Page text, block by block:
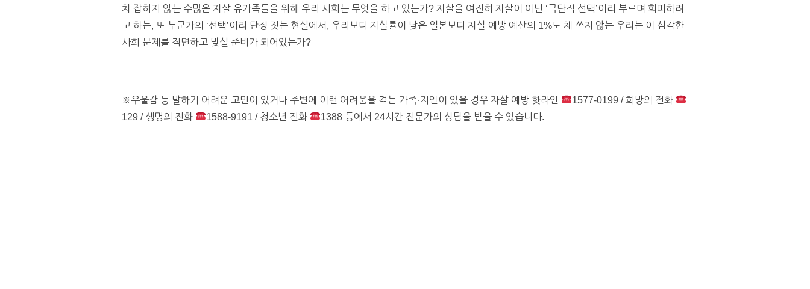
차 잡히지 않는 수많은 자살 유가족들을 위해 우리 사회는 무엇을 하고 있는가? 자살을 여전히 자살이 아닌 ‘극단적 선택’이라 부르며 회피하려
고 하는, 또 누군가의 ‘선택’이라 단정 짓는 현실에서, 우리보다 자살률이 낮은 일본보다 자살 예방 예산의 1%도 채 쓰지 않는 우리는 이 심각한
사회 문제를 직면하고 맞설 준비가 되어있는가?
※우울감 등 말하기 어려운 고민이 있거나 주변에 이런 어려움을 겪는 가족·지인이 있을 경우 자살 예방 핫라인
1577-0199 / 희망의 전화
129 / 생명의 전화
1588-9191 / 청소년 전화 1388 등에서 24시간 전문가의 상담을 받을 수 있습니다.